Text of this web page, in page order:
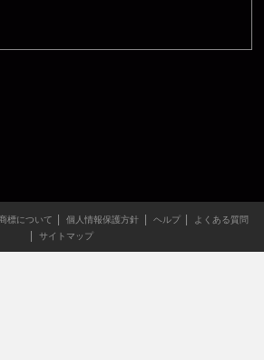
標について 個人情報保護方針 ヘルプ
よくある質問
サイトマップ